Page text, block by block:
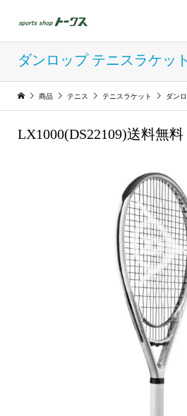
ダンロップ テニスラケット
商品 テニス テニスラケット ダン
LX1000(DS22109)送料無料